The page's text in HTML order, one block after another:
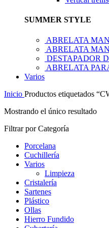
SUMMER STYLE
ABRELATA
ABRELATA
DESTAPADOR
ABRELATA
Varios
Inicio Productos etiquetados
Mostrando el único resultado
Filtrar por Categoría
Porcelana
Cuchillería
Varios
Limpieza
Cristalería
Sartenes
Plástico
Ollas
Hierro Fundido